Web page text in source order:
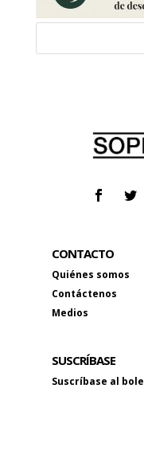
CONTACTO
Quiénes somos
Contáctenos
Medios
SUSCRÍBASE
Suscríbase al